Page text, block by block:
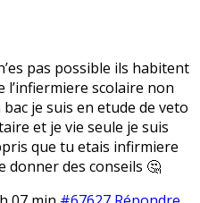
pas possible ils habitent
l’infiermiere scolaire non
bac je suis en etude de veto
et je vie seule je suis
que tu etais infirmiere
des conseils 🤔